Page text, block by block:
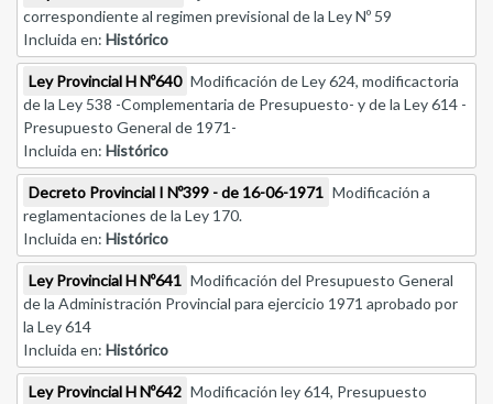
correspondiente al regimen previsional de la Ley Nº 59
Incluida en: Histórico
Ley Provincial H Nº640 Modificación de Ley 624, modificactoria
de la Ley 538 -Complementaria de Presupuesto- y de la Ley 614 -
Presupuesto General de 1971-
Incluida en: Histórico
Decreto Provincial I Nº399 - de 16-06-1971 Modificación a
reglamentaciones de la Ley 170.
Incluida en: Histórico
Ley Provincial H Nº641 Modificación del Presupuesto General
de la Administración Provincial para ejercicio 1971 aprobado por
la Ley 614
Incluida en: Histórico
Ley Provincial H Nº642 Modificación ley 614, Presupuesto